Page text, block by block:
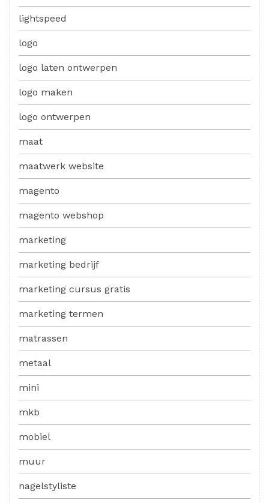
lightspeed
logo
logo laten ontwerpen
logo maken
logo ontwerpen
maat
maatwerk website
magento
magento webshop
marketing
marketing bedrijf
marketing cursus gratis
marketing termen
matrassen
metaal
mini
mkb
mobiel
muur
nagelstyliste